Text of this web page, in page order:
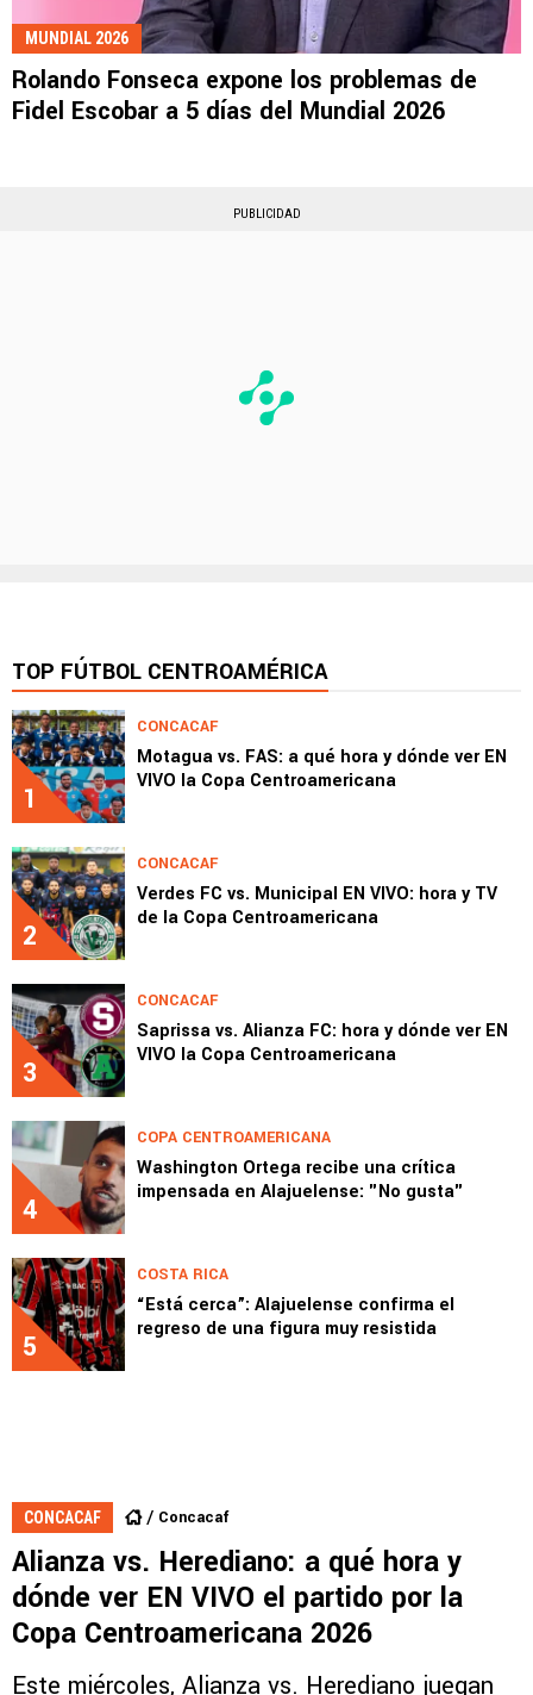
MUNDIAL 2026
Rolando Fonseca expone los problemas de
Fidel Escobar a 5 días del Mundial 2026
PUBLICIDAD
TOP FÚTBOL CENTROAMÉRICA
1
CONCACAF
Motagua vs. FAS: a qué hora y dónde ver EN
VIVO la Copa Centroamericana
2
CONCACAF
Verdes FC vs. Municipal EN VIVO: hora y TV
de la Copa Centroamericana
3
CONCACAF
Saprissa vs. Alianza FC: hora y dónde ver EN
VIVO la Copa Centroamericana
4
COPA CENTROAMERICANA
Washington Ortega recibe una crítica
impensada en Alajuelense: "No gusta"
5
COSTA RICA
“Está cerca”: Alajuelense confirma el
regreso de una figura muy resistida
CONCACAF Concacaf
Alianza vs. Herediano: a qué hora y
dónde ver EN VIVO el partido por la
Copa Centroamericana 2026
Este miércoles, Alianza vs. Herediano juegan